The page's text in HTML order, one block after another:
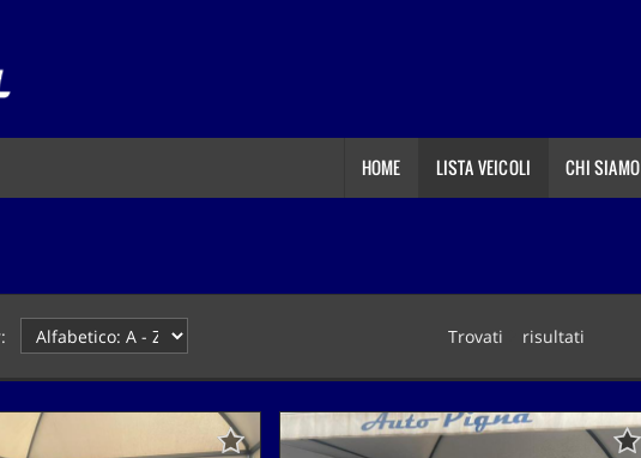
HOME LISTA VEICOLI CHI SIAMO
Trovati risultati